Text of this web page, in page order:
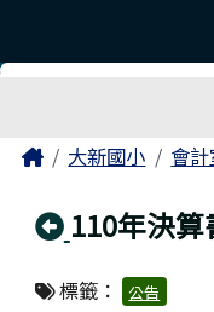
主內容區域
Home大新國小 會計
回上頁
110年決算
標籤： 公告
頁尾區域